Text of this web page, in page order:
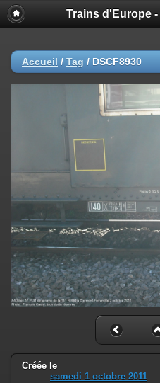
Trains d'Europe
Accueil / Tag / DSCF8930
Créée le
samedi 1 octobre 2011